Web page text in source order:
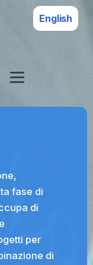
English
fase di
di
per
di